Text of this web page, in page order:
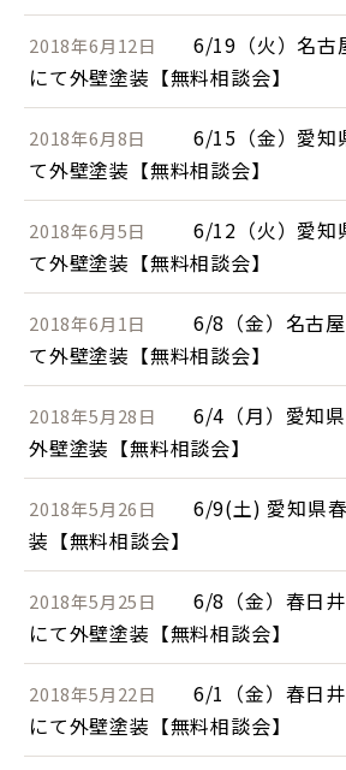
2018年6月12日
6/19（火）名古
にて外壁塗装【無料相談会】
2018年6月8日
6/15（金）愛知
て外壁塗装【無料相談会】
2018年6月5日
6/12（火）愛知
て外壁塗装【無料相談会】
2018年6月1日
6/8（金）名古
て外壁塗装【無料相談会】
2018年5月28日
6/4（月）愛知
外壁塗装【無料相談会】
2018年5月26日
6/9(土) 愛知県
装【無料相談会】
2018年5月25日
6/8（金）春日
にて外壁塗装【無料相談会】
2018年5月22日
6/1（金）春日
にて外壁塗装【無料相談会】